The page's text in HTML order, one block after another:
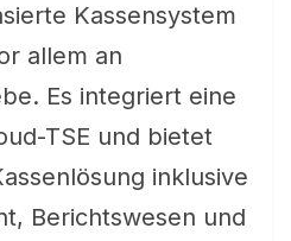
Kassensystem
allem an
Es integriert eine
TSE und bietet
inklusive
Berichtswesen und